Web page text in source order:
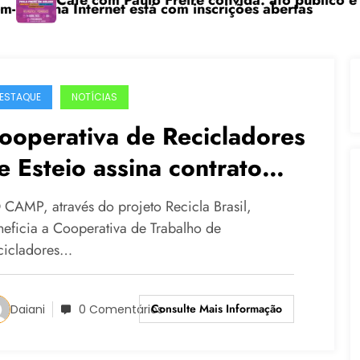
Internet está com inscrições abertas
NOTÍCIAS
de Recicladores
Esteio assina contrato
a Prefeitura para fazer a
seletiva do lixo
CAMP, através do projeto Recicla Brasil,
a Cooperativa de Trabalho de
Daiani 0 ComentáriosConsulte Mais Informação